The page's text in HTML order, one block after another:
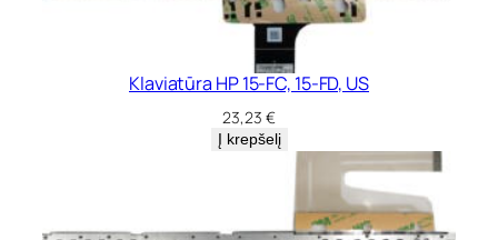
Klaviatūra HP 15-FC, 15-FD, US
23,23 €
Į krepšelį